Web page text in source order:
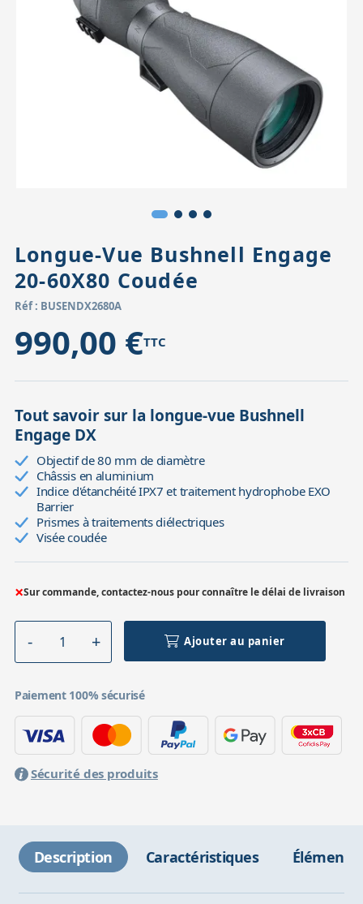
Accessoires pour montures
Pièces détachées
Longue-Vue Bushnell Engage
20-60X80 Coudée
Réf : BUSENDX2680A
990,00 €TTC
Tout savoir sur la longue-vue Bushnell
Engage DX
Objectif de 80 mm de diamètre
Châssis en aluminium
Indice d'étanchéité IPX7 et traitement hydrophobe EXO
Barrier
Prismes à traitements diélectriques
Visée coudée
×Sur commande, contactez-nous pour connaître le délai de livraison
Ajouter au panier
Paiement 100% sécurisé
Sécurité des produits
Description Caractéristiques Éléments